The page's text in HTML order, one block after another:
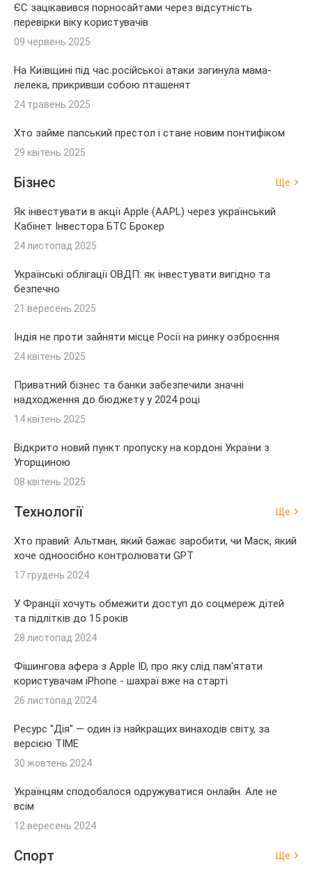
ЄС зацікавився порносайтами через відсутність
перевірки віку користувачів
09 червень 2025
На Київщині під час російської атаки загинула мама-
лелека, прикривши собою пташенят
24 травень 2025
Хто займе папський престол і стане новим понтифіком
29 квітень 2025
Бізнес Ще
Як інвестувати в акції Apple (AAPL) через український
Кабінет Інвестора БТС Брокер
24 листопад 2025
Українські облігації ОВДП: як інвестувати вигідно та
безпечно
21 вересень 2025
Індія не проти зайняти місце Росії на ринку озброєння
24 квітень 2025
Приватний бізнес та банки забезпечили значні
надходження до бюджету у 2024 році
14 квітень 2025
Відкрито новий пункт пропуску на кордоні України з
Угорщиною
08 квітень 2025
Технології Ще
Хто правий: Альтман, який бажає заробити, чи Маск, який
хоче одноосібно контролювати GPT
17 грудень 2024
У Франції хочуть обмежити доступ до соцмереж дітей
та підлітків до 15 років
28 листопад 2024
Фішингова афера з Apple ID, про яку слід пам'ятати
користувачам iPhone - шахраї вже на старті
26 листопад 2024
Ресурс "Дія" — один із найкращих винаходів світу, за
версією TIME
30 жовтень 2024
Українцям сподобалося одружуватися онлайн. Але не
всім
12 вересень 2024
Спорт Ще